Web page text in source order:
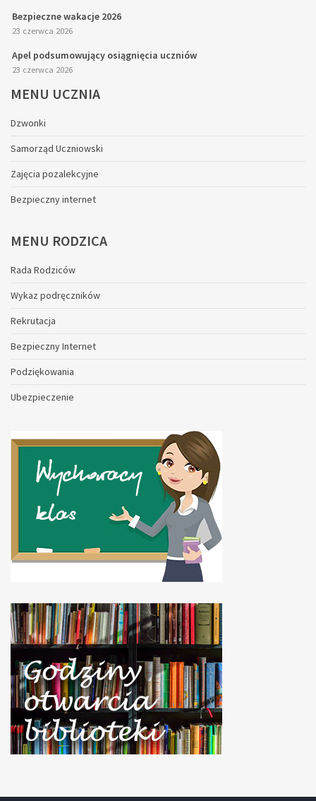
Bezpieczne wakacje 2026
23 czerwca 2026
Apel podsumowujący osiągnięcia uczniów
23 czerwca 2026
MENU UCZNIA
Dzwonki
Samorząd Uczniowski
Zajęcia pozalekcyjne
Bezpieczny internet
MENU RODZICA
Rada Rodziców
Wykaz podręczników
Rekrutacja
Bezpieczny Internet
Podziękowania
Ubezpieczenie